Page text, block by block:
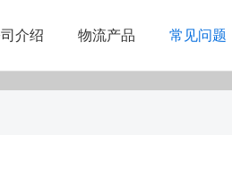
介绍 物流产品 常见问题